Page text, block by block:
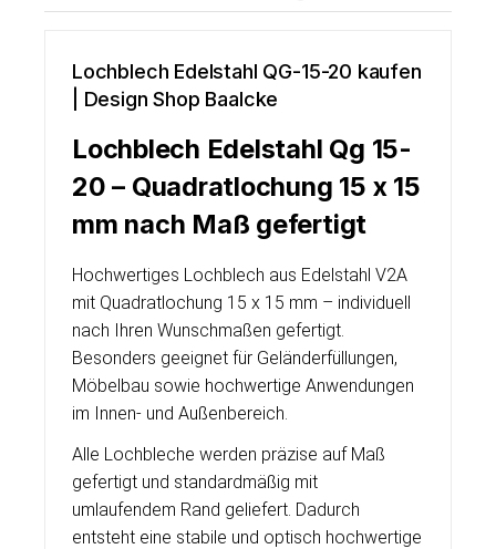
Lochblech Edelstahl QG-15-20 kaufen
| Design Shop Baalcke
Lochblech Edelstahl Qg 15-
20 – Quadratlochung 15 x 15
mm nach Maß gefertigt
Hochwertiges Lochblech aus Edelstahl V2A
mit Quadratlochung 15 x 15 mm – individuell
nach Ihren Wunschmaßen gefertigt.
Besonders geeignet für Geländerfüllungen,
Möbelbau sowie hochwertige Anwendungen
im Innen- und Außenbereich.
Alle Lochbleche werden präzise auf Maß
gefertigt und standardmäßig mit
umlaufendem Rand geliefert. Dadurch
entsteht eine stabile und optisch hochwertige